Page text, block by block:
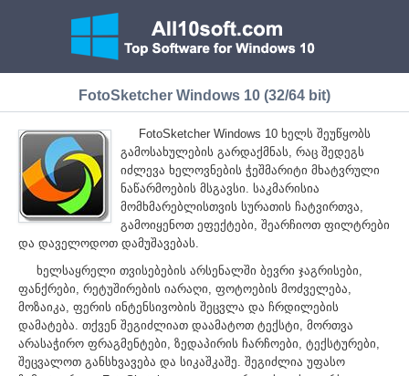
FotoSketcher Windows 10 (32/64 bit)
FotoSketcher Windows 10 ხელს შეუწყობს
გამოსახულების გარდაქმნას, რაც შედეგს
იძლევა ხელოვნების ჭეშმარიტი მხატვრული
ნაწარმოების მსგავსი. საკმარისია
მომხმარებლისთვის სურათის ჩატვირთვა,
გამოიყენოთ ეფექტები, შეარჩიოთ ფილტრები
და დაველოდოთ დამუშავებას.
ხელსაყრელი თვისებების არსენალში ბევრი ჯაგრისები,
ფანქრები, რეტუშირების იარაღი, ფოტოების მოძველება,
მოზაიკა, ფერის ინტენსივობის შეცვლა და ჩრდილების
დამატება. თქვენ შეგიძლიათ დაამატოთ ტექსტი, მორთვა
არასაჭირო ფრაგმენტები, ზედაპირის ჩარჩოები, ტექსტურები,
შეცვალოთ განსხვავება და სიკაშკაშე. შეგიძლია უფასო